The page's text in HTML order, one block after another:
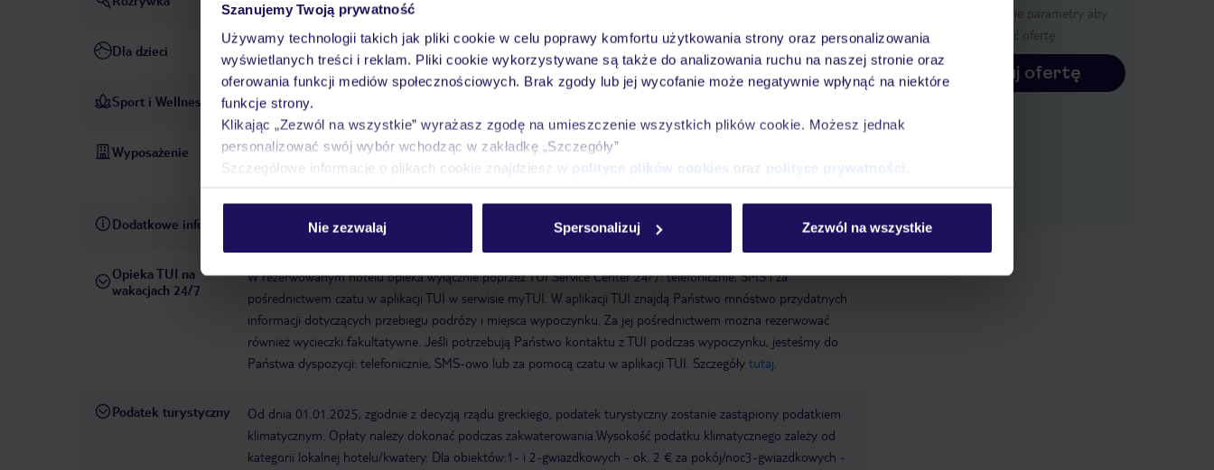
Szanujemy Twoją prywatność
Używamy technologii takich jak pliki cookie w celu poprawy komfortu użytkowania strony oraz personalizowania
wyświetlanych treści i reklam. Pliki cookie wykorzystywane są także do analizowania ruchu na naszej stronie oraz
oferowania funkcji mediów społecznościowych. Brak zgody lub jej wycofanie może negatywnie wpłynąć na niektóre
funkcje strony.
Klikając „Zezwól na wszystkie” wyrażasz zgodę na umieszczenie wszystkich plików cookie. Możesz jednak
personalizować swój wybór wchodząc w zakładkę „Szczegóły”
Szczegółowe informacje o plikach cookie znajdziesz w polityce plików cookies oraz polityce prywatności
Nie zezwalaj Spersonalizuj Zezwól na wszystkie
Dla dzieci Łóżeczko: bez opłat
Sport i Wellness Dla dorosłych organizowany jest program rozrywkowy. Wypożyczalnia rowerów
Wyposażenie Całodobowa recepcja WLAN/WiFi w hotelu Winda Liczba wind: 1
liczba pokoi: 36
Metody płatności: Mastercard, Visa
Dodatkowe informacje Hotel Europe
Opieka TUI na
wakacjach 24/7
W rezerwowanym hotelu opieka wyłącznie poprzez TUI Service Center 24/7: telefonicznie, SMS i za
pośrednictwem czatu w aplikacji TUI w serwisie myTUI. W aplikacji TUI znajdą Państwo mnóstwo przydatnych
informacji dotyczących przebiegu podróży i miejsca wypoczynku. Za jej pośrednictwem można rezerwować
również wycieczki fakultatywne. Jeśli potrzebują Państwo kontaktu z TUI podczas wypoczynku, jesteśmy do
Państwa dyspozycji: telefonicznie, SMS-owo lub za pomocą czatu w aplikacji TUI. Szczegóły tutaj
Podatek turystyczny
Od dnia 01.01.2025, zgodnie z decyzją rządu greckiego, podatek turystyczny zostanie zastąpiony podatkiem
klimatycznym. Opłaty należy dokonać podczas zakwaterowania.Wysokość podatku klimatycznego zależy od
kategorii lokalnej hotelu/kwatery. Dla obiektów:1- i 2-gwiazdkowych - ok. 2 € za pokój/noc3-gwiazdkowych -
Określ poszczególne parametry aby
wyświetlić ofertę
Konfiguruj ofertę